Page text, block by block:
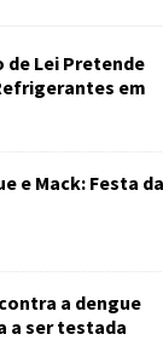
de Lei Pretende
em
e Mack: Festa da
a dengue
a ser testada